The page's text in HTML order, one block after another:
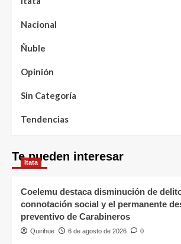
Nacional
Ñuble
Opinión
Sin Categoría
Tendencias
Te pueden interesar
Itata
Coelemu destaca disminución de
connotación social y el permanente
preventivo de Carabineros
Quirihue 6 de agosto de 2026 0